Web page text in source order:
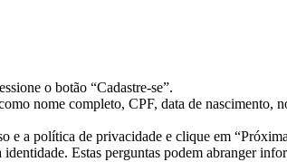
o botão “Cadastre-se”.
nome completo, CPF, data de nascimento,
e a política de privacidade e clique em
Estas perguntas podem abranger